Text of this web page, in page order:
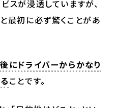
スが浸透していますが、
最初に必ず驚くことがあ
にドライバーからかなり
ことです。